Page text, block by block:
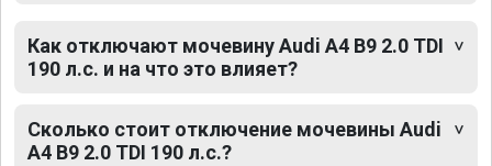
Как отключают мочевину Audi A4 B9 2.0 TDI
190 л.с. и на что это влияет?
Сколько стоит отключение мочевины Audi
A4 B9 2.0 TDI 190 л.с.?